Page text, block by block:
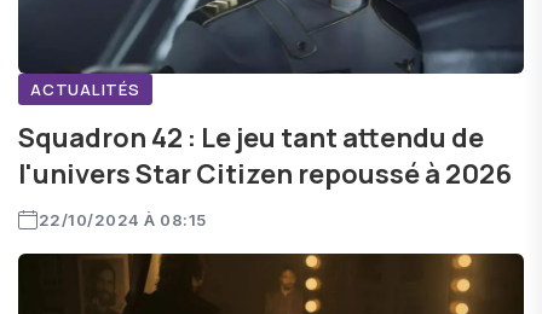
ACTUALITÉS
Squadron 42 : Le jeu tant attendu de
l'univers Star Citizen repoussé à 2026
22/10/2024 À 08:15